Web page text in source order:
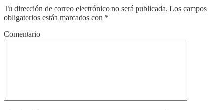
Tu dirección de correo electrónico no será publicada. Los campos
obligatorios están marcados con *
Comentario